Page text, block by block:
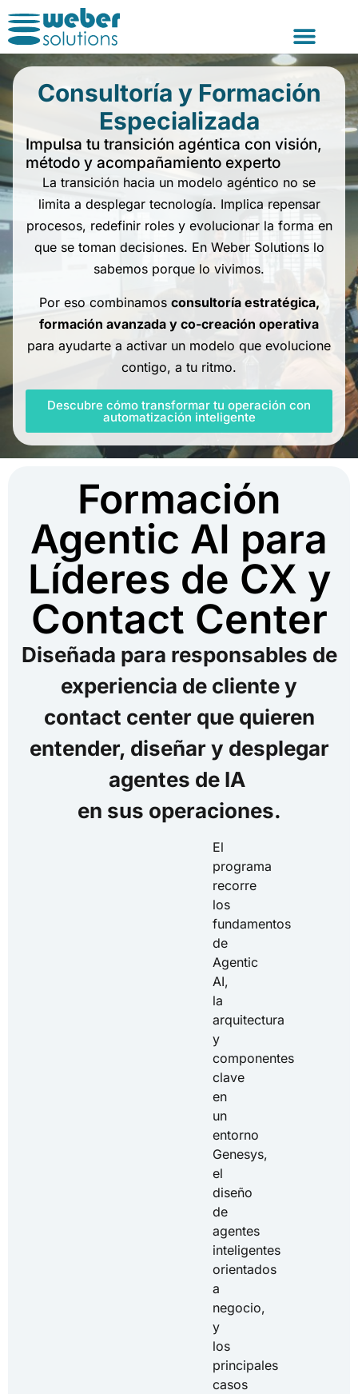
Consultoría y Formación
Especializada
Impulsa tu transición agéntica con visión,
método y acompañamiento experto
La transición hacia un modelo agéntico no se
limita a desplegar tecnología. Implica repensar
procesos, redefinir roles y evolucionar la forma en
que se toman decisiones. En Weber Solutions lo
sabemos porque lo vivimos.
Por eso combinamos consultoría estratégica,
formación avanzada y co-creación operativa
para ayudarte a activar un modelo que evolucione
contigo, a tu ritmo.
Descubre cómo transformar tu operación con
automatización inteligente
El
programa
recorre
los
fundamentos
de
Agentic
AI,
la
arquitectura
y
componentes
clave
en
un
entorno
Genesys,
el
diseño
de
agentes
inteligentes
orientados
a
negocio,
y
los
principales
casos
Diseñada para responsables de
experiencia de cliente y
contact center que quieren
entender, diseñar y desplegar
agentes de IA
en sus operaciones.
Formación
Agentic AI para
Líderes de CX y
Contact Center